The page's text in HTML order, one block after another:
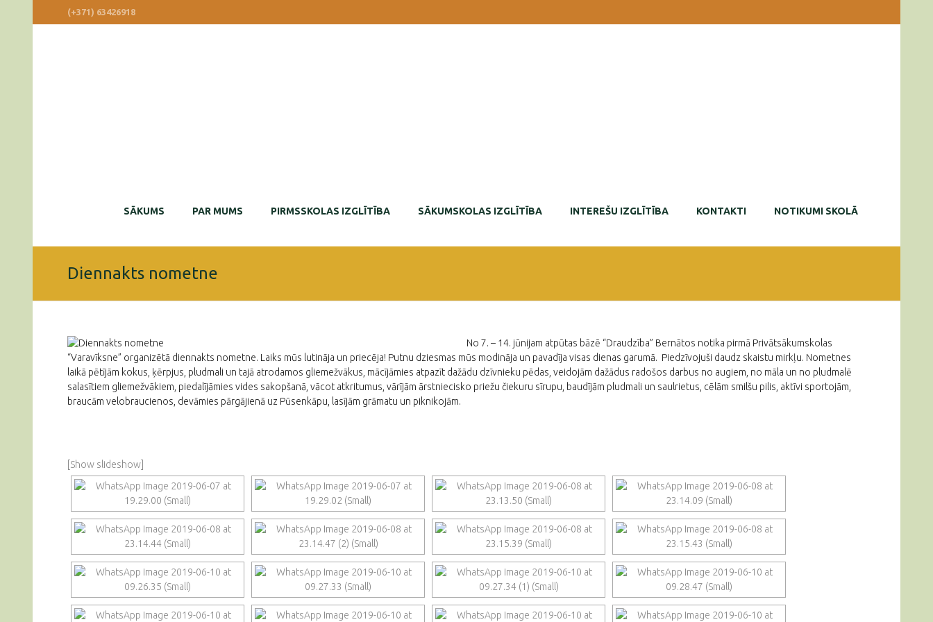
(+371) 63426918
SĀKUMS PAR MUMS PIRMSSKOLAS IZGLĪTĪBA SĀKUMSKOLAS IZGLĪTĪBA INTEREŠU IZGLĪTĪBA KONTAKTI NOTIKUMI SKOLĀ
Diennakts nometne
No 7. – 14. jūnijam atpūtas bāzē “Draudzība” Bernātos notika pirmā Privātsākumskolas
“Varavīksne” organizētā diennakts nometne. Laiks mūs lutināja un priecēja! Putnu dziesmas mūs modināja un pavadīja visas dienas garumā. Piedzīvojuši daudz skaistu mirkļu. Nometnes
laikā pētījām kokus, ķērpjus, pludmali un tajā atrodamos gliemežvākus, mācījāmies atpazīt dažādu dzīvnieku pēdas, veidojām dažādus radošos darbus no augiem, no māla un no pludmalē
salasītiem gliemežvākiem, piedalījāmies vides sakopšanā, vācot atkritumus, vārījām ārstniecisko priežu čiekuru sīrupu, baudījām pludmali un saulrietus, cēlām smilšu pilis, aktīvi sportojām,
braucām velobraucienos, devāmies pārgājienā uz Pūsenkāpu, lasījām grāmatu un piknikojām.
[Show slideshow]